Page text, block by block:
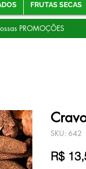
FRUTAS SECAS
PROMOÇÕES
SKU: 642
R$